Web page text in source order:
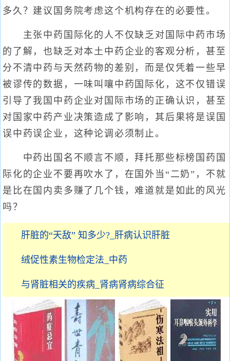
多久？建议国务院考虑这个机构存在的必要性。
主张中药国际化的人不仅缺乏对国际中药市场
的了解，也缺乏对本土中药企业的客观分析，甚至
分不清中药与天然药物的差别，而是仅凭着一些早
被谬传的数据，一味叫嚷中药国际化，这不仅错误
引导了我国中药企业对国际市场的正确认识，甚至
对国家中药产业决策造成了影响，其后果将是误国
误中药误企业，这种论调必须制止。
中药出国名不顺言不顺，拜托那些标榜国药国
际化的企业不要再吹水了，在国外当“二奶”，不就
是比在国内卖多赚了几个钱，难道就是如此的风光
吗？
肝脏的“天敌” 知多少?_肝病认识肝脏
绒促性素生物检定法_中药
与肾脏相关的疾病_肾病肾病综合征